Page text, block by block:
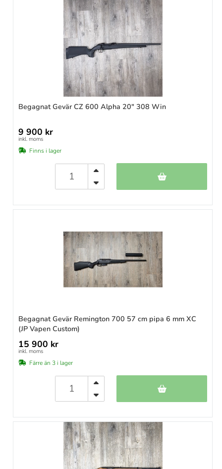
Begagnat Gevär CZ 600 Alpha 20" 308 Win
9 900 kr
inkl. moms
Finns i lager
Begagnat Gevär Remington 700 57 cm pipa 6 mm XC
(JP Vapen Custom)
15 900 kr
inkl. moms
Färre än 3 i lager